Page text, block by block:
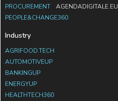
PROCUREMENT
AGENDADIGITALE.EU
PEOPLE&CHANGE360
Industry
AGRIFOOD.TECH
AUTOMOTIVEUP
BANKINGUP
ENERGYUP
HEALTHTECH360